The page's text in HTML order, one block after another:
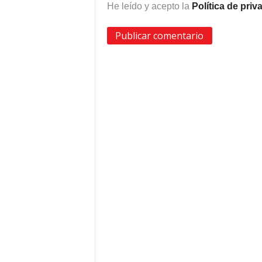
He leído y acepto la Política de